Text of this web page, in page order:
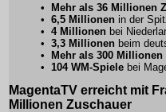
• Mehr als 36 Millionen
• 6,5 Millionen in der
• 4 Millionen bei
• 3,3 Millionen beim
• Mehr als 300
• 104 WM-Spiele bei
MagentaTV erreicht mit
Millionen Zuschauer